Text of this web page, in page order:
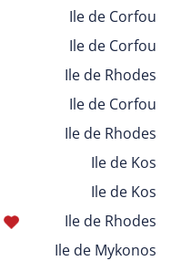
Ile de Corfou
Ile de Corfou
Ile de Rhodes
Ile de Corfou
Ile de Rhodes
Ile de Kos
Ile de Kos
Ile de Rhodes
Ile de Mykonos